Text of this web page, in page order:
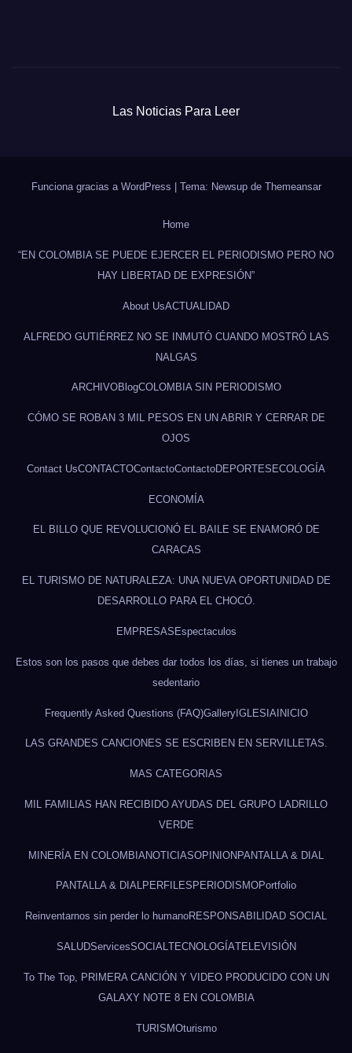
Las Noticias Para Leer
Funciona gracias a WordPress Tema: Newsup de Themeansar
Home
“EN COLOMBIA SE PUEDE EJERCER EL PERIODISMO PERO NO
HAY LIBERTAD DE EXPRESIÓN”
About UsACTUALIDAD
ALFREDO GUTIÉRREZ NO SE INMUTÓ CUANDO MOSTRÓ LAS
NALGAS
ARCHIVOBlogCOLOMBIA SIN PERIODISMO
CÓMO SE ROBAN 3 MIL PESOS EN UN ABRIR Y CERRAR DE
OJOS
Contact UsCONTACTOContactoContactoDEPORTES ECOLOGÍA
ECONOMÍA
EL BILLO QUE REVOLUCIONÓ EL BAILE SE ENAMORÓ DE
CARACAS
EL TURISMO DE NATURALEZA: UNA NUEVA OPORTUNIDAD DE
DESARROLLO PARA EL CHOCÓ.
EMPRESAS Espectaculos
Estos son los pasos que debes dar todos los días, si tienes un trabajo
sedentario
Frequently Asked Questions (FAQ)GalleryIGLESIAINICIO
LAS GRANDES CANCIONES SE ESCRIBEN EN SERVILLETAS.
MAS CATEGORIAS
MIL FAMILIAS HAN RECIBIDO AYUDAS DEL GRUPO LADRILLO
VERDE
MINERÍA EN COLOMBIANOTICIASOPINIONPANTALLA & DIAL
PANTALLA & DIALPERFILES PERIODISMOPortfolio
Reinventarnos sin perder lo humanoRESPONSABILIDAD SOCIAL
SALUDServicesSOCIALTECNOLOGÍATELEVISIÓN
To The Top, PRIMERA CANCIÓN Y VIDEO PRODUCIDO CON UN
GALAXY NOTE 8 EN COLOMBIA
TURISMOturismo